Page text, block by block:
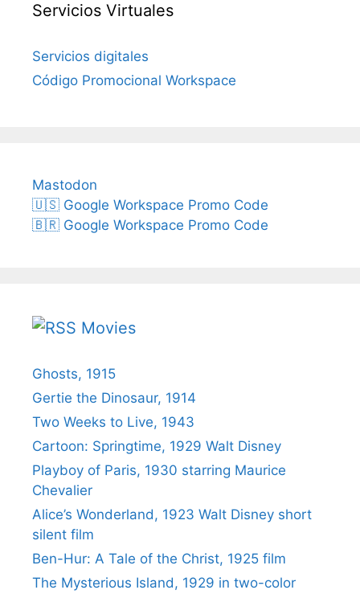
Servicios Virtuales
Servicios digitales
Código Promocional Workspace
Mastodon
🇺🇸 Google Workspace Promo Code
🇧🇷 Google Workspace Promo Code
Movies
Ghosts, 1915
Gertie the Dinosaur, 1914
Two Weeks to Live, 1943
Cartoon: Springtime, 1929 Walt Disney
Playboy of Paris, 1930 starring Maurice
Chevalier
Alice’s Wonderland, 1923 Walt Disney short
silent film
Ben-Hur: A Tale of the Christ, 1925 film
The Mysterious Island, 1929 in two-color